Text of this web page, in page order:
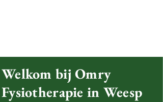
Welkom bij Omry
Fysiotherapie in Weesp